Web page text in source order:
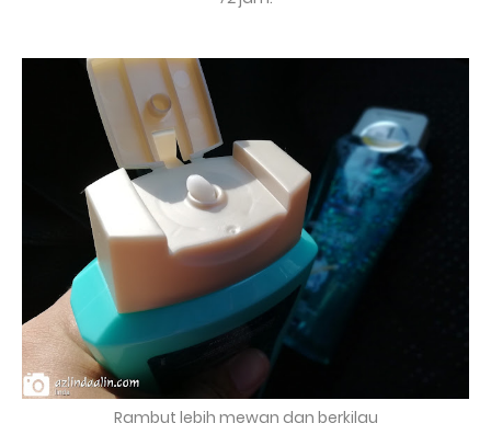
Rambut lebih mewan dan berkilau